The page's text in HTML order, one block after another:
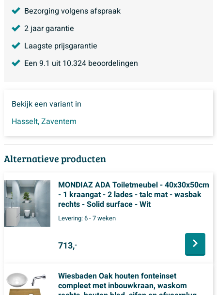
Bezorging volgens afspraak
2 jaar garantie
Laagste prijsgarantie
Een 9.1 uit 10.324 beoordelingen
Bekijk een variant in
Hasselt,Zaventem
Alternatieve producten
MONDIAZ ADA Toiletmeubel - 40x30x50cm
- 1 kraangat - 2 lades - talc mat - wasbak
rechts - Solid surface - Wit
Levering:6 - 7 weken
713,-
Wiesbaden Oak houten fonteinset
compleet met inbouwkraan, waskom